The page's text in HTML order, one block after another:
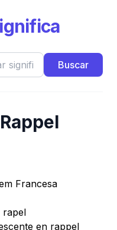
Buscar
Francesa
rapel
en rappel